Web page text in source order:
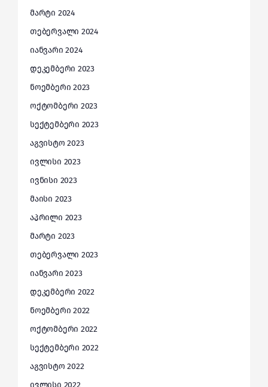
მარტი 2024
თებერვალი 2024
იანვარი 2024
დეკემბერი 2023
ნოემბერი 2023
ოქტომბერი 2023
სექტემბერი 2023
აგვისტო 2023
ივლისი 2023
ივნისი 2023
მაისი 2023
აპრილი 2023
მარტი 2023
თებერვალი 2023
იანვარი 2023
დეკემბერი 2022
ნოემბერი 2022
ოქტომბერი 2022
სექტემბერი 2022
აგვისტო 2022
ივლისი 2022